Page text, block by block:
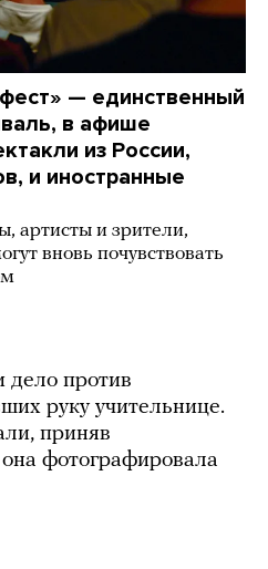
— единственный
в афише
из России,
и иностранные
артисты и зрители,
вновь почувствовать
дело против
руку учительнице.
приняв
фотографировала